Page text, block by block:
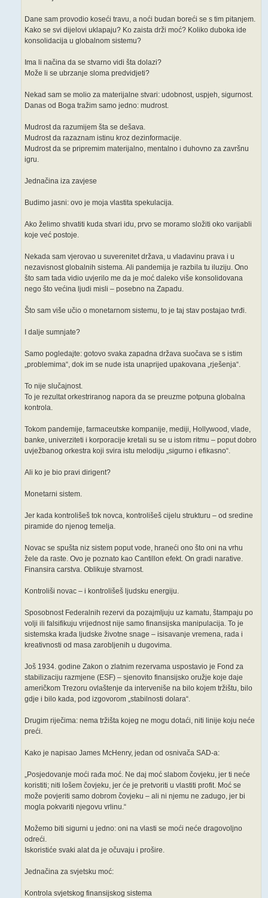
Dane sam provodio koseći travu, a noći budan boreći se s tim pitanjem.
Kako se svi dijelovi uklapaju? Ko zaista drži moć? Koliko duboka ide
konsolidacija u globalnom sistemu?
Ima li načina da se stvarno vidi šta dolazi?
Može li se ubrzanje sloma predvidjeti?
Nekad sam se molio za materijalne stvari: udobnost, uspjeh, sigurnost.
Danas od Boga tražim samo jedno: mudrost.
Mudrost da razumijem šta se dešava.
Mudrost da razaznam istinu kroz dezinformacije.
Mudrost da se pripremim materijalno, mentalno i duhovno za završnu
igru.
Jednačina iza zavjese
Budimo jasni: ovo je moja vlastita spekulacija.
Ako želimo shvatiti kuda stvari idu, prvo se moramo složiti oko varijabli
koje već postoje.
Nekada sam vjerovao u suverenitet država, u vladavinu prava i u
nezavisnost globalnih sistema. Ali pandemija je razbila tu iluziju. Ono
što sam tada vidio uvjerilo me da je moć daleko više konsolidovana
nego što većina ljudi misli – posebno na Zapadu.
Što sam više učio o monetarnom sistemu, to je taj stav postajao tvrđi.
I dalje sumnjate?
Samo pogledajte: gotovo svaka zapadna država suočava se s istim
„problemima“, dok im se nude ista unaprijed upakovana „rješenja“.
To nije slučajnost.
To je rezultat orkestriranog napora da se preuzme potpuna globalna
kontrola.
Tokom pandemije, farmaceutske kompanije, mediji, Hollywood, vlade,
banke, univerziteti i korporacije kretali su se u istom ritmu – poput dobro
uvježbanog orkestra koji svira istu melodiju „sigurno i efikasno“.
Ali ko je bio pravi dirigent?
Monetarni sistem.
Jer kada kontrolišeš tok novca, kontrolišeš cijelu strukturu – od sredine
piramide do njenog temelja.
Novac se spušta niz sistem poput vode, hraneći ono što oni na vrhu
žele da raste. Ovo je poznato kao Cantillon efekt. On gradi narative.
Finansira carstva. Oblikuje stvarnost.
Kontroliši novac – i kontrolišeš ljudsku energiju.
Sposobnost Federalnih rezervi da pozajmljuju uz kamatu, štampaju po
volji ili falsifikuju vrijednost nije samo finansijska manipulacija. To je
sistemska krađa ljudske životne snage – isisavanje vremena, rada i
kreativnosti od masa zarobljenih u dugovima.
Još 1934. godine Zakon o zlatnim rezervama uspostavio je Fond za
stabilizaciju razmjene (ESF) – sjenovito finansijsko oružje koje daje
američkom Trezoru ovlaštenje da interveniše na bilo kojem tržištu, bilo
gdje i bilo kada, pod izgovorom „stabilnosti dolara“.
Drugim riječima: nema tržišta kojeg ne mogu dotaći, niti linije koju neće
preći.
Kako je napisao James McHenry, jedan od osnivača SAD-a:
„Posjedovanje moći rađa moć. Ne daj moć slabom čovjeku, jer ti neće
koristiti; niti lošem čovjeku, jer će je pretvoriti u vlastiti profit. Moć se
može povjeriti samo dobrom čovjeku – ali ni njemu ne zadugo, jer bi
mogla pokvariti njegovu vrlinu.“
Možemo biti sigurni u jedno: oni na vlasti se moći neće dragovoljno
odreći.
Iskoristiće svaki alat da je očuvaju i prošire.
Jednačina za svjetsku moć:
Kontrola svjetskog finansijskog sistema